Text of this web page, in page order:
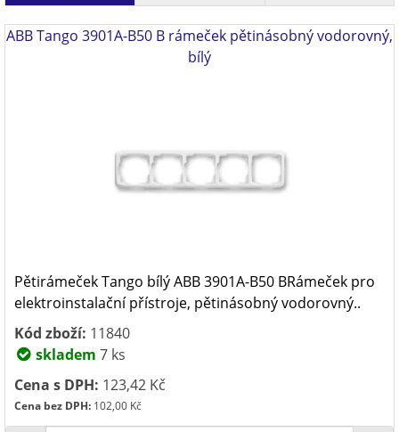
ABB Tango 3901A-B50 B rámeček pětinásobný vodorovný,
bílý
Pětirámeček Tango bílý ABB 3901A-B50 BRámeček pro
elektroinstalační přístroje, pětinásobný vodorovný..
Kód zboží: 11840
skladem 7 ks
Cena s DPH: 123,42 Kč
Cena bez DPH: 102,00 Kč